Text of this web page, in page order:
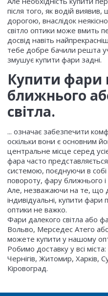
після того, як водій
дорогою, внаслідок
світло оптики може вмить
досвід навіть
тебе добре бачили решта
змушує купити фари задні.
Купити фари
ближнього
світла.
... означає забезпечити
оскільки вони є основним
центральне місце серед
фара часто
системою, поєднуючи в
повороту, фару ближнього і
Але, незважаючи на те, що
індивідуальні, купити фари
оптики не важко.
Фари далекого світла або
Вольво, Мерседес Атего
можете купити у нашому
Робимо доставку у всі
Чернігів, Житомир, Харків,
Кіровоград.